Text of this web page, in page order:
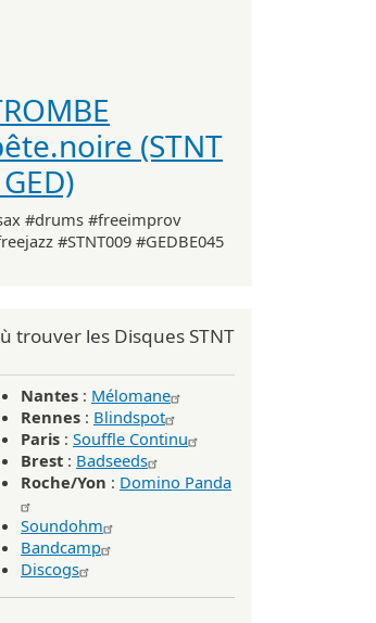
(STNT
#drums #freeimprov
#STNT009 #GEDBE045
trouver les Disques STNT
Nantes : Mélomane
Rennes : Blindspot
Paris : Souffle Continu
Brest : Badseeds
Roche/Yon : Domino Panda
Soundohm
Bandcamp
Discogs